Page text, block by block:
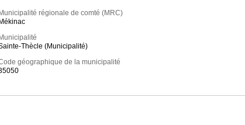
Municipalité régionale de comté (MRC)
Mékinac
Municipalité
Thècle (Municipalité)
géographique de la municipalité